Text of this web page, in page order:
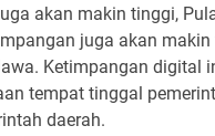
akan makin tinggi,
juga akan
Ketimpangan digital
tempat tinggal
daerah.